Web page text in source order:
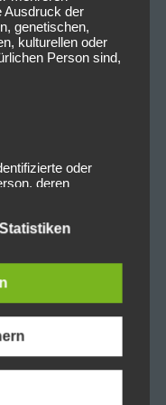
Ausdruck der
genetischen,
kulturellen oder
Person sind,
oder
deren
verarbeitet
Vorgang
im
Daten
die
Statistiken